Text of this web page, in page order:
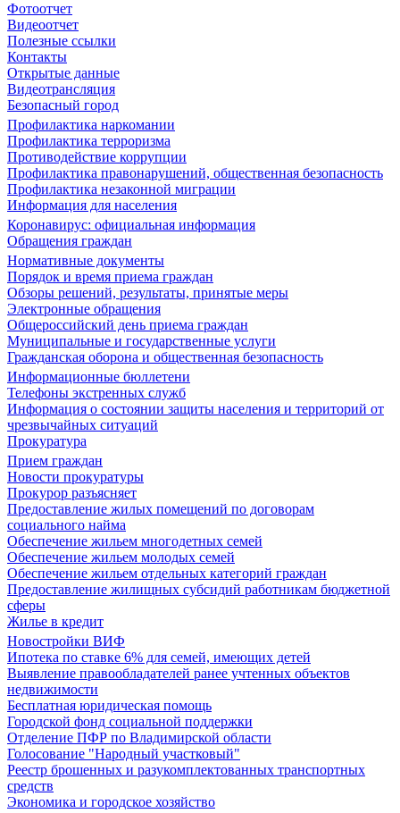
Фотоотчет
Видеоотчет
Полезные ссылки
Контакты
Открытые данные
Видеотрансляция
Безопасный город
Профилактика наркомании
Профилактика терроризма
Противодействие коррупции
Профилактика правонарушений, общественная безопасность
Профилактика незаконной миграции
Информация для населения
Коронавирус: официальная информация
Обращения граждан
Нормативные документы
Порядок и время приема граждан
Обзоры решений, результаты, принятые меры
Электронные обращения
Общероссийский день приема граждан
Муниципальные и государственные услуги
Гражданская оборона и общественная безопасность
Информационные бюллетени
Телефоны экстренных служб
Информация о состоянии защиты населения и территорий от
чрезвычайных ситуаций
Прокуратура
Прием граждан
Новости прокуратуры
Прокурор разъясняет
Предоставление жилых помещений по договорам
социального найма
Обеспечение жильем многодетных семей
Обеспечение жильем молодых семей
Обеспечение жильем отдельных категорий граждан
Предоставление жилищных субсидий работникам бюджетной
сферы
Жилье в кредит
Новостройки ВИФ
Ипотека по ставке 6% для семей, имеющих детей
Выявление правообладателей ранее учтенных объектов
недвижимости
Бесплатная юридическая помощь
Городской фонд социальной поддержки
Отделение ПФР по Владимирской области
Голосование "Народный участковый"
Реестр брошенных и разукомплектованных транспортных
средств
Экономика и городское хозяйство